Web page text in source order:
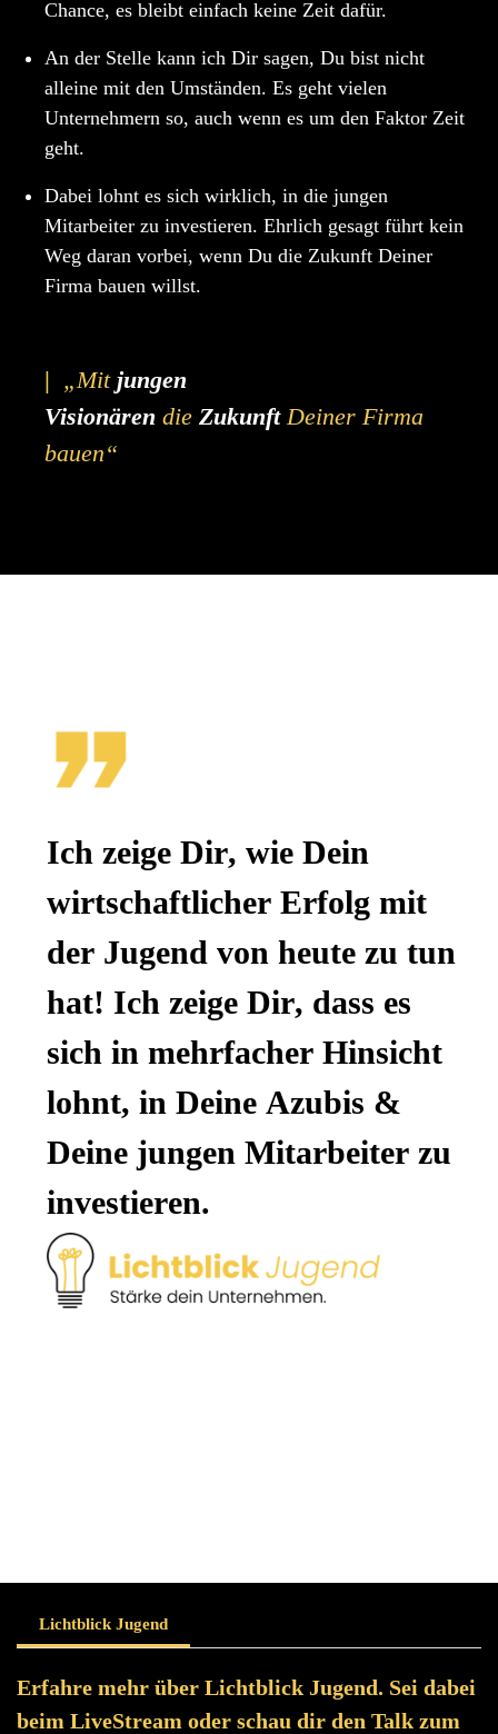
Chance, es bleibt einfach keine Zeit dafür.
An der Stelle kann ich Dir sagen, Du bist nicht
alleine mit den Umständen. Es geht vielen
Unternehmern so, auch wenn es um den Faktor Zeit
geht.
Dabei lohnt es sich wirklich, in die jungen
Mitarbeiter zu investieren. Ehrlich gesagt führt kein
Weg daran vorbei, wenn Du die Zukunft Deiner
Firma bauen willst.
| „Mit jungen
Visionären die ZukunftDeiner Firma
bauen“
Ich zeige Dir, wie Dein
wirtschaftlicher Erfolg mit
der Jugend von heute zu tun
hat! Ich zeige Dir, dass es
sich in mehrfacher Hinsicht
lohnt, in Deine Azubis &
Deine jungen Mitarbeiter zu
investieren.
Lichtblick Jugend
Erfahre mehr über Lichtblick Jugend. Sei dabei
beim LiveStream oder schau dir den Talk zum